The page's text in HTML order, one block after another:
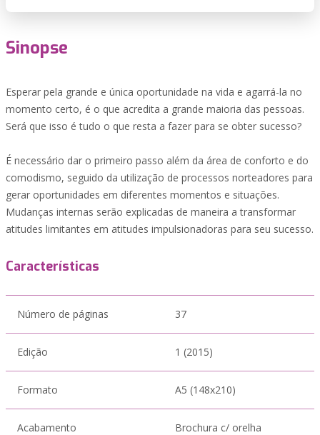
Sinopse
Esperar pela grande e única oportunidade na vida e agarrá-la no
momento certo, é o que acredita a grande maioria das pessoas.
Será que isso é tudo o que resta a fazer para se obter sucesso?
É necessário dar o primeiro passo além da área de conforto e do
comodismo, seguido da utilização de processos norteadores para
gerar oportunidades em diferentes momentos e situações.
Mudanças internas serão explicadas de maneira a transformar
atitudes limitantes em atitudes impulsionadoras para seu sucesso.
Características
Número de páginas 37
Edição 1 (2015)
Formato A5 (148x210)
Acabamento Brochura c/ orelha